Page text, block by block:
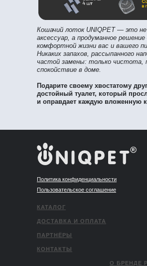
Кошачий лоток UNIQPET — это
аксессуар, а продуманное решение
комфортной жизни вас и вашего
Никаких запахов, рассыпанного
частой замены: только чистота,
спокойствие в доме.
Подарите своему хвостатому
достойный туалет, который
и оправдает каждую вложенную
Политика конфиденциальности
Пользовательское соглашение
КАТАЛОГ
ДОСТАВКА И ОПЛАТА
ПАРТНЁРЫ
КОНТАКТЫ
О БРЕНДЕ